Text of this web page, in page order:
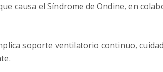
causa el Síndrome de Ondine, en
soporte ventilatorio continuo,